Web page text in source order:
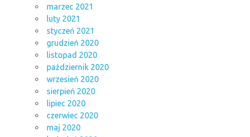
marzec 2021
luty 2021
styczeń 2021
grudzień 2020
listopad 2020
październik 2020
wrzesień 2020
sierpień 2020
lipiec 2020
czerwiec 2020
maj 2020